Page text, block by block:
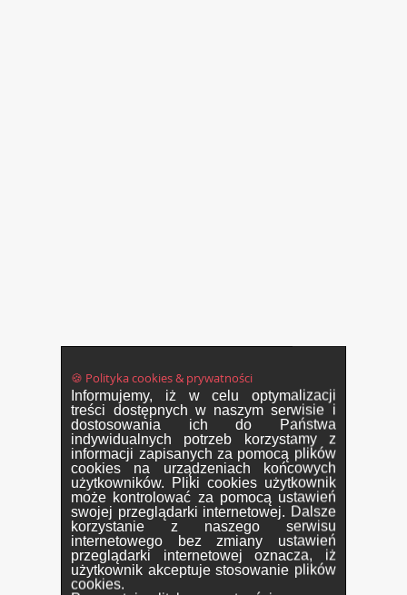
🍪 Polityka cookies & prywatności
Informujemy, iż w celu optymalizacji
treści dostępnych w naszym serwisie i
dostosowania ich do Państwa
indywidualnych potrzeb korzystamy z
informacji zapisanych za pomocą plików
cookies na urządzeniach końcowych
użytkowników. Pliki cookies użytkownik
może kontrolować za pomocą ustawień
swojej przeglądarki internetowej. Dalsze
korzystanie z naszego serwisu
internetowego bez zmiany ustawień
przeglądarki internetowej oznacza, iż
użytkownik akceptuje stosowanie plików
cookies.